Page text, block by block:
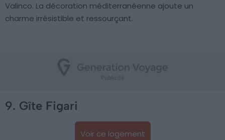
Valinco. La décoration méditerranéenne ajoute un
charme irrésistible et ressourçant.
9. Gîte Figari
Voir ce logement